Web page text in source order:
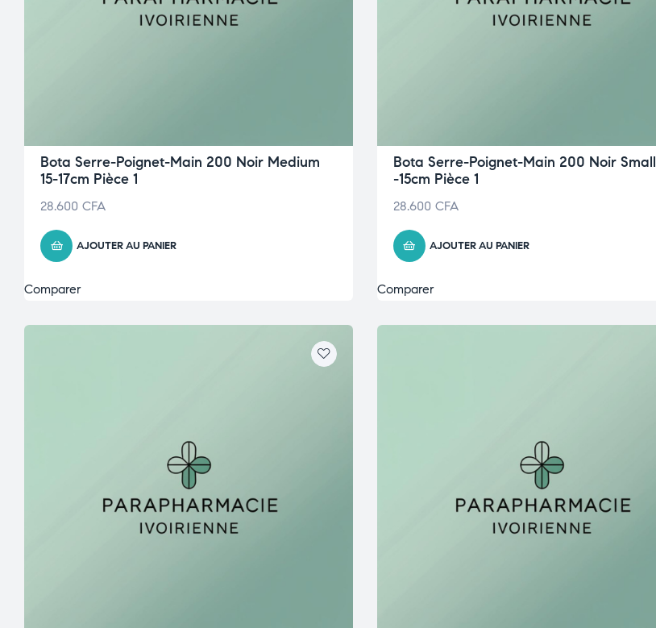
Bota Serre-Poignet-Main 200 Noir Medium
15-17cm Pièce 1
28.600 CFA
AJOUTER AU PANIER
Comparer
Bota Serre-Poignet-Main 200 Noir Small
-15cm Pièce 1
28.600 CFA
AJOUTER AU PANIER
Comparer